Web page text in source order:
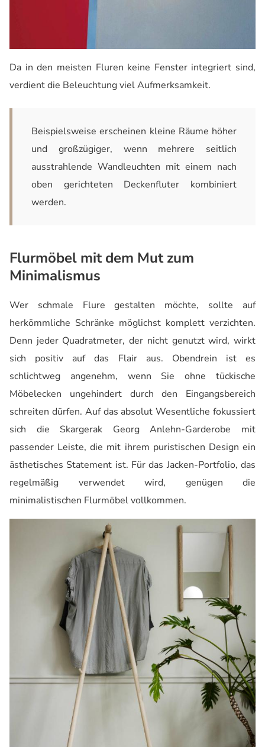
Da in den meisten Fluren keine Fenster integriert sind,
verdient die Beleuchtung viel Aufmerksamkeit.
Beispielsweise erscheinen kleine Räume höher
und großzügiger, wenn mehrere seitlich
ausstrahlende Wandleuchten mit einem nach
oben gerichteten Deckenfluter kombiniert
werden.
Flurmöbel mit dem Mut zum
Minimalismus
Wer schmale Flure gestalten möchte, sollte auf
herkömmliche Schränke möglichst komplett verzichten.
Denn jeder Quadratmeter, der nicht genutzt wird, wirkt
sich positiv auf das Flair aus. Obendrein ist es
schlichtweg angenehm, wenn Sie ohne tückische
Möbelecken ungehindert durch den Eingangsbereich
schreiten dürfen. Auf das absolut Wesentliche fokussiert
sich die Skargerak Georg Anlehn-Garderobe mit
passender Leiste, die mit ihrem puristischen Design ein
ästhetisches Statement ist. Für das Jacken-Portfolio, das
regelmäßig verwendet wird, genügen die
minimalistischen Flurmöbel vollkommen.